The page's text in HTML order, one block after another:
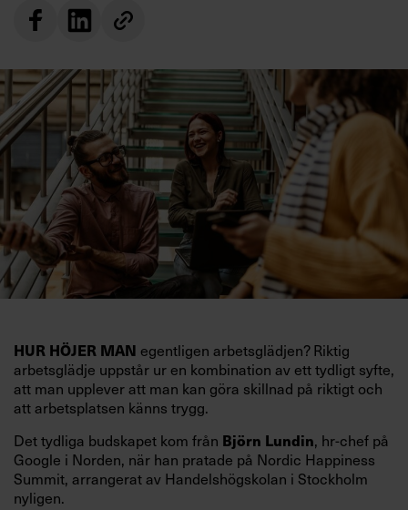
HUR HÖJER MAN egentligen arbetsglädjen? Riktig
arbetsglädje uppstår ur en kombination av ett tydligt syfte,
att man upplever att man kan göra skillnad på riktigt och
att arbetsplatsen känns trygg.
Det tydliga budskapet kom från Björn Lundin, hr-chef på
Google i Norden, när han pratade på Nordic Happiness
Summit, arrangerat av Handelshögskolan i Stockholm
nyligen.